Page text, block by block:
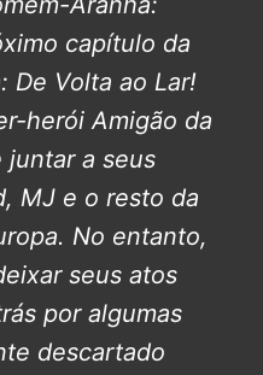
capítulo da
De Volta ao Lar!
herói Amigão da
juntar a seus
MJ e o resto da
No entanto,
seus atos
por algumas
descartado